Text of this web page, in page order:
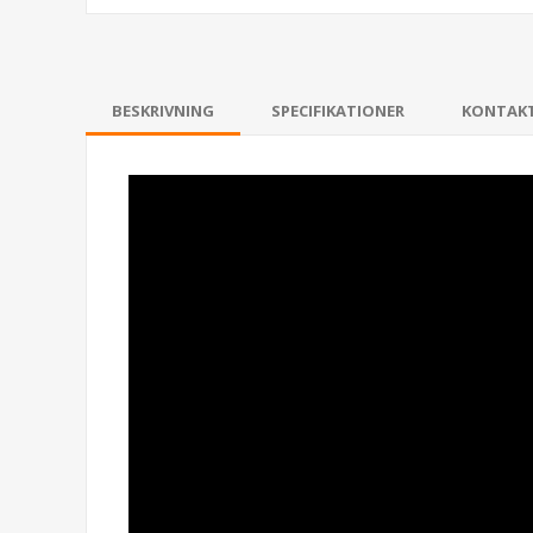
BESKRIVNING SPECIFIKATIONER